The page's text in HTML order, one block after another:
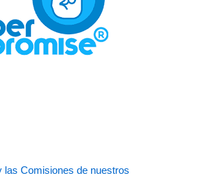
las Comisiones de nuestros